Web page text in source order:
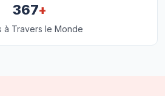
367+
à Travers le Monde